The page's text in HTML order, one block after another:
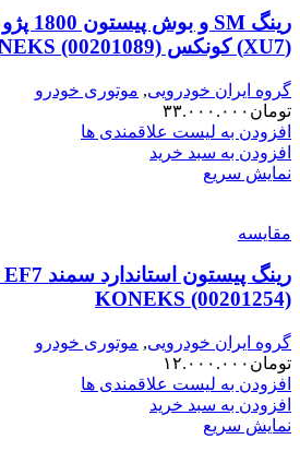
(XU7) کونکس KONEKS (00201089)
گروه ایران خودرویی, موتوری خودرو
تومان ۳۳.۰۰۰.۰۰۰
افزودن به لیست علاقمندی ها
افزودن به سبد خرید
نمایش سریع
مقایسه
KONEKS (00201254)
گروه ایران خودرویی, موتوری خودرو
تومان ۱۲.۰۰۰.۰۰۰
افزودن به لیست علاقمندی ها
افزودن به سبد خرید
نمایش سریع